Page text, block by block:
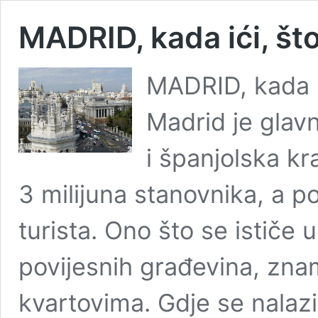
MADRID, kada ići,
MADRID,
Madrid je
i španjolska
3 milijuna stanovnika, a
turista. Ono što se ističe
povijesnih građevina,
kvartovima. Gdje se